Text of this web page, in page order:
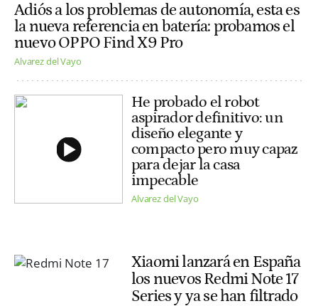
Adiós a los problemas de autonomía, esta es
la nueva referencia en batería: probamos el
nuevo OPPO Find X9 Pro
Alvarez del Vayo
He probado el robot
aspirador definitivo: un
diseño elegante y
compacto pero muy capaz
para dejar la casa
impecable
Alvarez del Vayo
Xiaomi lanzará en España
los nuevos Redmi Note 17
Series y ya se han filtrado